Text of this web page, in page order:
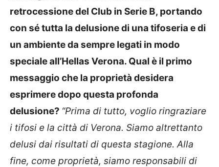
retrocessione del Club in Serie B, portando
con sé tutta la delusione di una tifoseria e di
un ambiente da sempre legati in modo
speciale all’Hellas Verona. Qual è il primo
messaggio che la proprietà desidera
esprimere dopo questa profonda
delusione? “Prima di tutto, voglio ringraziare
i tifosi e la città di Verona. Siamo altrettanto
delusi dai risultati di questa stagione. Alla
fine, come proprietà, siamo responsabili di